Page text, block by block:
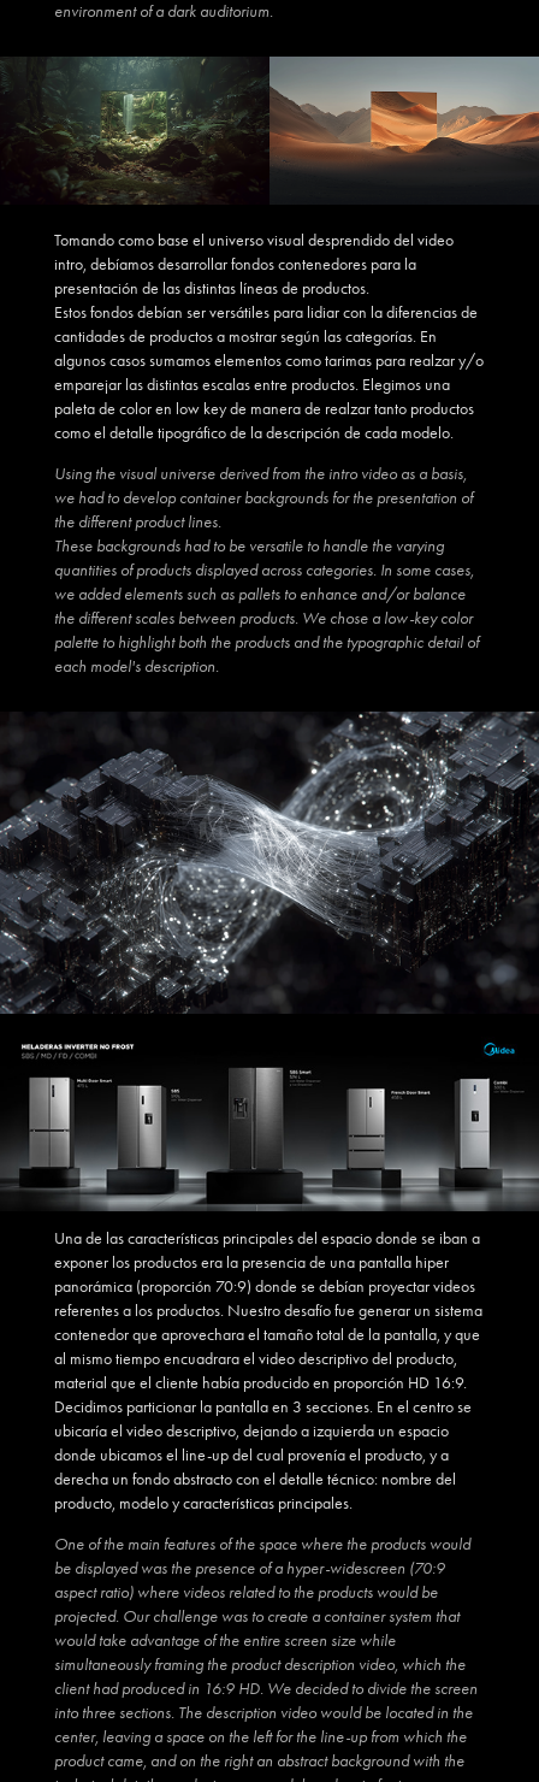
environment of a dark auditorium.
Tomando como base el universo visual desprendido del video
intro, debíamos desarrollar fondos contenedores para la
presentación de las distintas líneas de productos.
Estos fondos debían ser versátiles para lidiar con la diferencias de
cantidades de productos a mostrar según las categorías. En
algunos casos sumamos elementos como tarimas para realzar y/o
emparejar las distintas escalas entre productos. Elegimos una
paleta de color en low key de manera de realzar tanto productos
como el detalle tipográfico de la descripción de cada modelo.
Using the visual universe derived from the intro video as a basis,
we had to develop container backgrounds for the presentation of
the different product lines.
These backgrounds had to be versatile to handle the varying
quantities of products displayed across categories. In some cases,
we added elements such as pallets to enhance and/or balance
the different scales between products. We chose a low-key color
palette to highlight both the products and the typographic detail of
each model's description.
Una de las características principales del espacio donde se iban a
exponer los productos era la presencia de una pantalla hiper
panorámica (proporción 70:9) donde se debían proyectar videos
referentes a los productos. Nuestro desafío fue generar un sistema
contenedor que aprovechara el tamaño total de la pantalla, y que
al mismo tiempo encuadrara el video descriptivo del producto,
material que el cliente había producido en proporción HD 16:9.
Decidimos particionar la pantalla en 3 secciones. En el centro se
ubicaría el video descriptivo, dejando a izquierda un espacio
donde ubicamos el line-up del cual provenía el producto, y a
derecha un fondo abstracto con el detalle técnico: nombre del
producto, modelo y características principales.
One of the main features of the space where the products would
be displayed was the presence of a hyper-widescreen (70:9
aspect ratio) where videos related to the products would be
projected. Our challenge was to create a container system that
would take advantage of the entire screen size while
simultaneously framing the product description video, which the
client had produced in 16:9 HD. We decided to divide the screen
into three sections. The description video would be located in the
center, leaving a space on the left for the line-up from which the
product came, and on the right an abstract background with the